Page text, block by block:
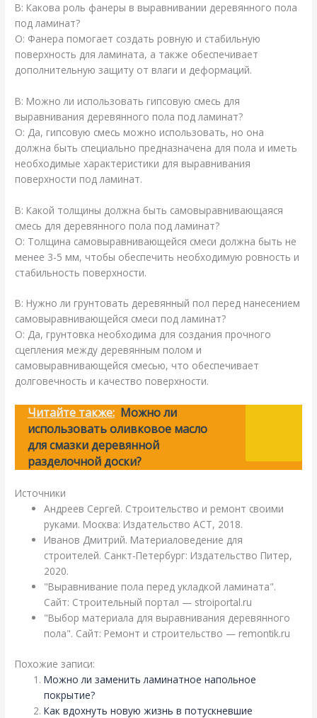
В: Какова роль фанеры в выравнивании деревянного пола
под ламинат?
О: Фанера помогает создать ровную и стабильную
поверхность для ламината, а также обеспечивает
дополнительную защиту от влаги и деформаций.
В: Можно ли использовать гипсовую смесь для
выравнивания деревянного пола под ламинат?
О: Да, гипсовую смесь можно использовать, но она
должна быть специально предназначена для пола и иметь
необходимые характеристики для выравнивания
поверхности под ламинат.
В: Какой толщины должна быть самовыравнивающаяся
смесь для деревянного пола под ламинат?
О: Толщина самовыравнивающейся смеси должна быть не
менее 3-5 мм, чтобы обеспечить необходимую ровность и
стабильность поверхности.
В: Нужно ли грунтовать деревянный пол перед нанесением
самовыравнивающейся смеси под ламинат?
О: Да, грунтовка необходима для создания прочного
сцепления между деревянным полом и
самовыравнивающейся смесью, что обеспечивает
долговечность и качество поверхности.
Читайте также: Можно ли
использовать оливковое масло
для смазки деревянной
разделочной доски?
Источники
Андреев Сергей. Строительство и ремонт своими
руками. Москва: Издательство АСТ, 2018.
Иванов Дмитрий. Материаловедение для
строителей. Санкт-Петербург: Издательство Питер,
2020.
"Выравнивание пола перед укладкой ламината".
Сайт: Строительный портал — stroiportal.ru
"Выбор материала для выравнивания деревянного
пола". Сайт: Ремонт и строительство — remontik.ru
Похожие записи:
Можно ли заменить ламинатное напольное
покрытие?
Как вдохнуть новую жизнь в потускневшие